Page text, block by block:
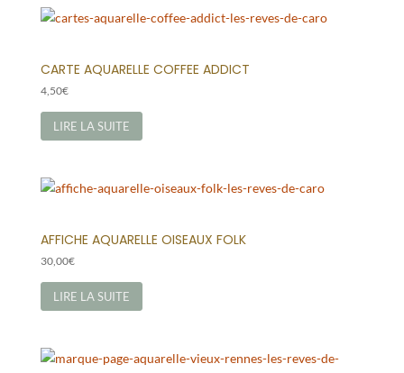
CARTE AQUARELLE COFFEE ADDICT
4,50€
LIRE LA SUITE
AFFICHE AQUARELLE OISEAUX FOLK
30,00€
LIRE LA SUITE